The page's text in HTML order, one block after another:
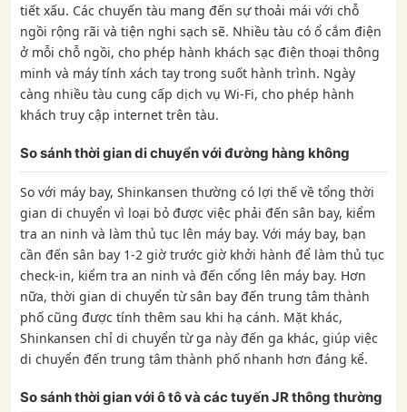
tiết xấu. Các chuyến tàu mang đến sự thoải mái với chỗ
ngồi rộng rãi và tiện nghi sạch sẽ. Nhiều tàu có ổ cắm điện
ở mỗi chỗ ngồi, cho phép hành khách sạc điện thoại thông
minh và máy tính xách tay trong suốt hành trình. Ngày
càng nhiều tàu cung cấp dịch vụ Wi-Fi, cho phép hành
khách truy cập internet trên tàu.
So sánh thời gian di chuyển với đường hàng không
So với máy bay, Shinkansen thường có lợi thế về tổng thời
gian di chuyển vì loại bỏ được việc phải đến sân bay, kiểm
tra an ninh và làm thủ tục lên máy bay. Với máy bay, bạn
cần đến sân bay 1-2 giờ trước giờ khởi hành để làm thủ tục
check-in, kiểm tra an ninh và đến cổng lên máy bay. Hơn
nữa, thời gian di chuyển từ sân bay đến trung tâm thành
phố cũng được tính thêm sau khi hạ cánh. Mặt khác,
Shinkansen chỉ di chuyển từ ga này đến ga khác, giúp việc
di chuyển đến trung tâm thành phố nhanh hơn đáng kể.
So sánh thời gian với ô tô và các tuyến JR thông thường